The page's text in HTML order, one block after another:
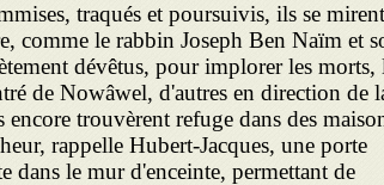
traqués et poursuivis, ils se
comme le rabbin Joseph Ben Naïm et
dévêtus, pour implorer les morts,
de Nowâwel, d'autres en direction de
trouvèrent refuge dans des
rappelle Hubert-Jacques, une porte
dans le mur d'enceinte, permettant de